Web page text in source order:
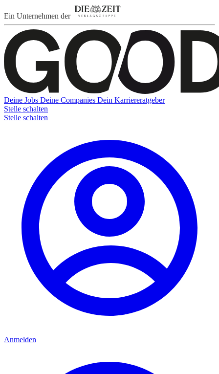
Ein Unternehmen der
Deine Jobs Deine Companies Dein Karriereratgeber
Stelle schalten
Stelle schalten
Anmelden